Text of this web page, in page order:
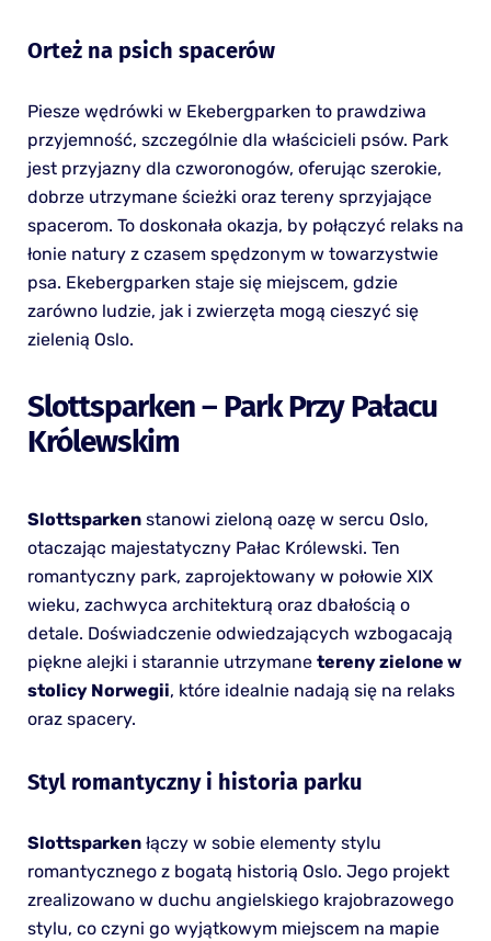
Orteż na psich spacerów
Piesze wędrówki w Ekebergparken to prawdziwa
przyjemność, szczególnie dla właścicieli psów. Park
jest przyjazny dla czworonogów, oferując szerokie,
dobrze utrzymane ścieżki oraz tereny sprzyjające
spacerom. To doskonała okazja, by połączyć relaks na
łonie natury z czasem spędzonym w towarzystwie
psa. Ekebergparken staje się miejscem, gdzie
zarówno ludzie, jak i zwierzęta mogą cieszyć się
zielenią Oslo.
Slottsparken – Park Przy Pałacu
Królewskim
Slottsparkenstanowi zieloną oazę w sercu Oslo,
otaczając majestatyczny Pałac Królewski. Ten
romantyczny park, zaprojektowany w połowie XIX
wieku, zachwyca architekturą oraz dbałością o
detale. Doświadczenie odwiedzających wzbogacają
piękne alejki i starannie utrzymane tereny zielone w
stolicy Norwegii, które idealnie nadają się na relaks
oraz spacery.
Styl romantyczny i historia parku
Slottsparkenłączy w sobie elementy stylu
romantycznego z bogatą historią Oslo. Jego projekt
zrealizowano w duchu angielskiego krajobrazowego
stylu, co czyni go wyjątkowym miejscem na mapie